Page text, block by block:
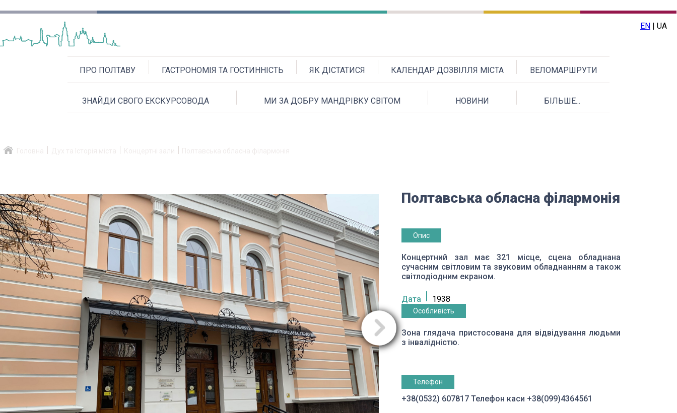
EN | UA
ПРО ПОЛТАВУ ГАСТРОНОМІЯ ТА ГОСТИННІСТЬ ЯК ДІСТАТИСЯ КАЛЕНДАР ДОЗВІЛЛЯ МІСТА ВЕЛОМАРШРУТИ
ЗНАЙДИ СВОГО ЕКСКУРСОВОДА МИ ЗА ДОБРУ МАНДРІВКУ СВІТОМ НОВИНИ БІЛЬШЕ...
Полтавська обласна філармонія
Опис
Концертний зал має 321 місце, сцена обладнана
сучасним світловим та звуковим обладнанням а також
світлодіодним екраном.
Дата 1938
Особливість
Зона глядача пристосована для відвідування людьми
з інвалідністю.
Телефон
+38(0532) 607817 Телефон каси +38(099)4364561